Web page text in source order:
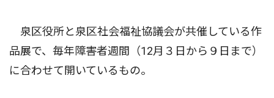
泉区役所と泉区社会福祉協議会が共催している作
品展で、毎年障害者週間（12月３日から９日まで）
に合わせて開いているもの。